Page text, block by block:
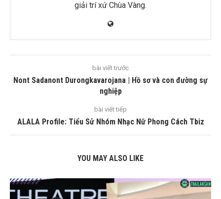
giải trí xứ Chùa Vàng.
bài viết trước
Nont Sadanont Durongkavarojana | Hồ sơ và con đường sự
nghiệp
bài viết tiếp
ALALA Profile: Tiểu Sử Nhóm Nhạc Nữ Phong Cách Tbiz
YOU MAY ALSO LIKE